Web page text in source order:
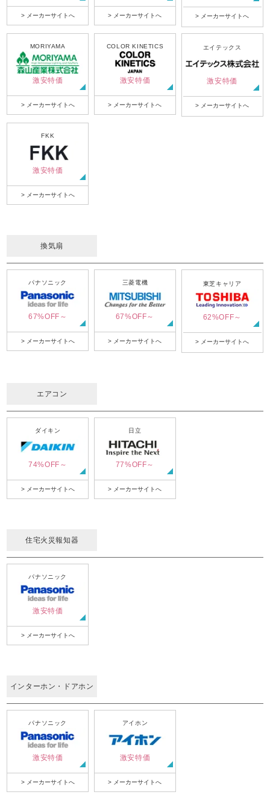
> メーカーサイトへ > メーカーサイトへ > メーカーサイトへ
MORIYAMA
激安特価
> メーカーサイトへ
COLOR KINETICS
激安特価
> メーカーサイトへ
エイテックス
激安特価
> メーカーサイトへ
FKK
激安特価
> メーカーサイトへ
換気扇
パナソニック
67%OFF～
> メーカーサイトへ
三菱電機
67%OFF～
> メーカーサイトへ
東芝キャリア
62%OFF～
> メーカーサイトへ
エアコン
ダイキン
74%OFF～
> メーカーサイトへ
日立
77%OFF～
> メーカーサイトへ
住宅火災報知器
パナソニック
激安特価
> メーカーサイトへ
インターホン・ドアホン
パナソニック
激安特価
> メーカーサイトへ
アイホン
激安特価
> メーカーサイトへ